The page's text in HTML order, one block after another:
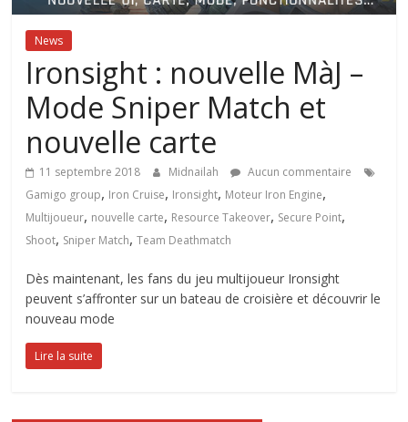
News
Ironsight : nouvelle MàJ –
Mode Sniper Match et
nouvelle carte
11 septembre 2018 Midnailah
Aucun commentaire
Gamigo group, Iron Cruise, Ironsight, Moteur Iron Engine,
Multijoueur, nouvelle carte, Resource Takeover, Secure Point,
Shoot, Sniper Match,Team Deathmatch
Dès maintenant, les fans du jeu multijoueur Ironsight
peuvent s’affronter sur un bateau de croisière et découvrir le
nouveau mode
Lire la suite